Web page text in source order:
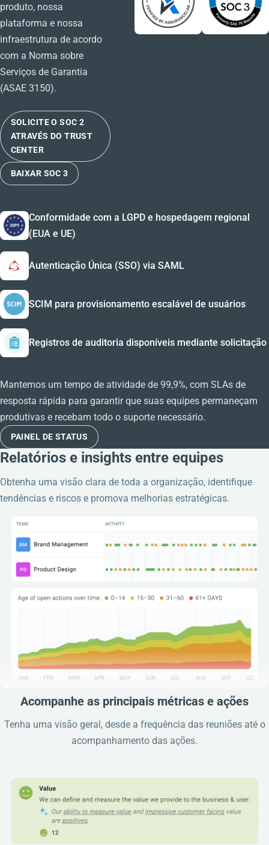
produto, nossa
plataforma e nossa
infraestrutura de acordo
com a Norma sobre
Serviços de Garantia
(ASAE 3150).
SOLICITE O SOC 2
ATRAVÉS DO TRUST
CENTER
BAIXAR SOC 3
Conformidade com a LGPD e hospedagem regional
(EUA e UE)
Autenticação Única (SSO) via SAML
SCIM para provisionamento escalável de usuários
Registros de auditoria disponíveis mediante solicitação
Mantemos um tempo de atividade de 99,9%, com SLAs de
resposta rápida para garantir que suas equipes permaneçam
produtivas e recebam todo o suporte necessário.
PAINEL DE STATUS
Relatórios e insights entre equipes
Obtenha uma visão clara de toda a organização, identifique
tendências e riscos e promova melhorias estratégicas.
Acompanhe as principais métricas e ações
Tenha uma visão geral, desde a frequência das reuniões até o
acompanhamento das ações.